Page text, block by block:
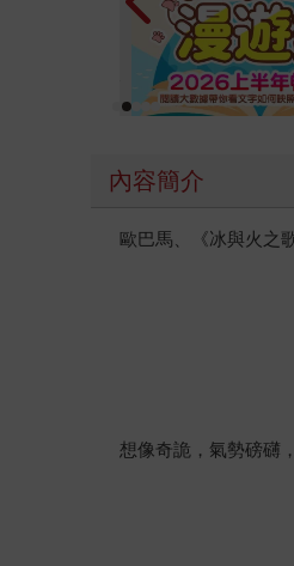
內容簡介
歐巴馬、《冰與火之
想像奇詭，氣勢磅礴